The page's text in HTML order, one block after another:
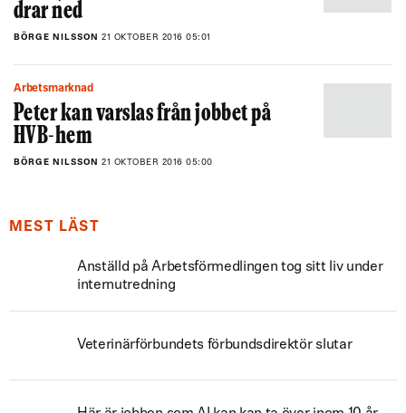
drar ned
BÖRGE NILSSON 21 OKTOBER 2016 05:01
Arbetsmarknad
Peter kan varslas från jobbet på
HVB-hem
BÖRGE NILSSON 21 OKTOBER 2016 05:00
MEST LÄST
Anställd på Arbetsförmedlingen tog sitt liv under
internutredning
Veterinärförbundets förbundsdirektör slutar